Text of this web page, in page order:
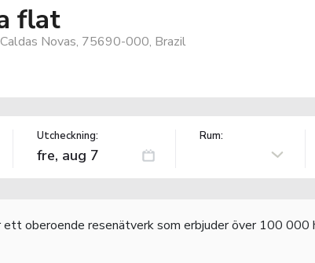
flat
Novas, 75690-000, Brazil
Utcheckning: Rum:
ett oberoende resenätverk som erbjuder över 100 000